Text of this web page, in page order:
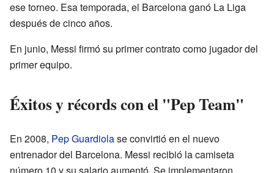
ese torneo. Esa temporada, el Barcelona ganó La Liga
después de cinco años.
En junio, Messi firmó su primer contrato como jugador del
primer equipo.
Éxitos y récords con el "Pep Team"
En 2008, Pep Guardiolase convirtió en el nuevo
entrenador del Barcelona. Messi recibió la camiseta
número 10 y su salario aumentó. Se implementaron